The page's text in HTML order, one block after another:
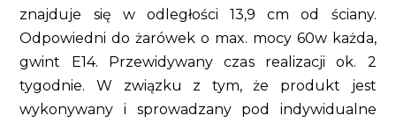
znajduje się w odległości 13,9 cm od ściany.
Odpowiedni do żarówek o max. mocy 60w każda,
gwint E14. Przewidywany czas realizacji ok. 2
tygodnie. W związku z tym, że produkt jest
wykonywany i sprowadzany pod indywidualne